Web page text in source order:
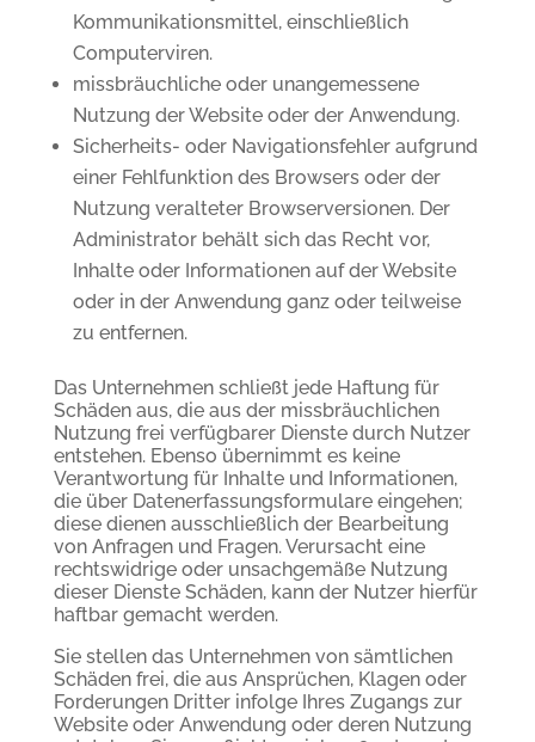
Kommunikationsmittel, einschließlich
Computerviren.
missbräuchliche oder unangemessene
Nutzung der Website oder der Anwendung.
Sicherheits- oder Navigationsfehler aufgrund
einer Fehlfunktion des Browsers oder der
Nutzung veralteter Browserversionen. Der
Administrator behält sich das Recht vor,
Inhalte oder Informationen auf der Website
oder in der Anwendung ganz oder teilweise
zu entfernen.
Das Unternehmen schließt jede Haftung für
Schäden aus, die aus der missbräuchlichen
Nutzung frei verfügbarer Dienste durch Nutzer
entstehen. Ebenso übernimmt es keine
Verantwortung für Inhalte und Informationen,
die über Datenerfassungsformulare eingehen;
diese dienen ausschließlich der Bearbeitung
von Anfragen und Fragen. Verursacht eine
rechtswidrige oder unsachgemäße Nutzung
dieser Dienste Schäden, kann der Nutzer hierfür
haftbar gemacht werden.
Sie stellen das Unternehmen von sämtlichen
Schäden frei, die aus Ansprüchen, Klagen oder
Forderungen Dritter infolge Ihres Zugangs zur
Website oder Anwendung oder deren Nutzung